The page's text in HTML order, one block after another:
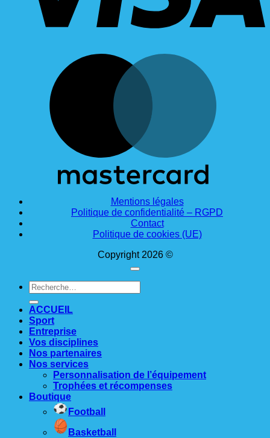
Mentions légales
Politique de confidentialité – RGPD
Contact
Politique de cookies (UE)
Copyright 2026 ©
Recherche
pour :
ACCUEIL
Sport
Entreprise
Vos disciplines
Nos partenaires
Nos services
Personnalisation de l’équipement
Trophées et récompenses
Boutique
Football
Basketball